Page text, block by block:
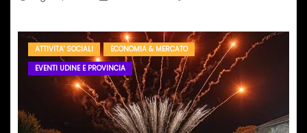
ATTIVITA' SOCIALI
ECONOMIA & MERCATO
EVENTI UDINE E PROVINCIA